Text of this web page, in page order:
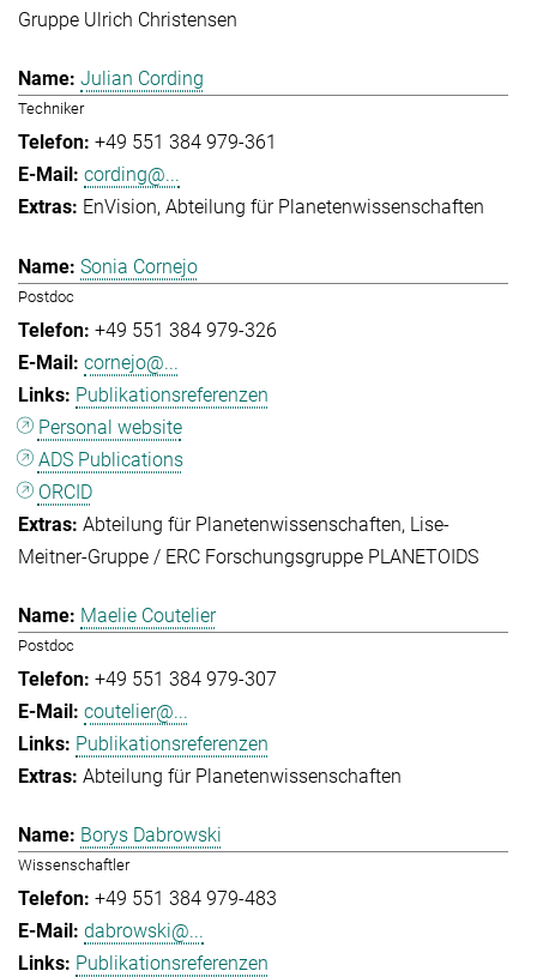
Gruppe Ulrich Christensen
Julian Cording
Techniker
+49 551 384 979-361
cording@...
EnVision Abteilung für Planetenwissenschaften
Sonia Cornejo
Postdoc
+49 551 384 979-326
cornejo@...
Publikationsreferenzen
Personal website
ADS Publications
ORCID
Abteilung für Planetenwissenschaften Lise-
Meitner-Gruppe / ERC Forschungsgruppe PLANETOIDS
Maelie Coutelier
Postdoc
+49 551 384 979-307
coutelier@...
Publikationsreferenzen
Abteilung für Planetenwissenschaften
Borys Dabrowski
Wissenschaftler
+49 551 384 979-483
dabrowski@...
Publikationsreferenzen